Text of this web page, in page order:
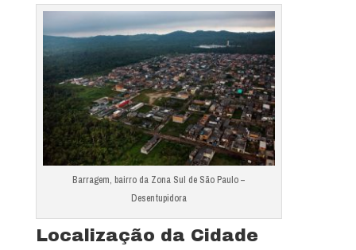
Barragem, bairro da Zona Sul de São Paulo –
Desentupidora
Localização da Cidade